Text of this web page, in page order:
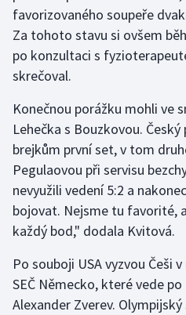
Stolní tenis
Triatlon
Vodní slalom
Volejbal
Ostatní
favorizovaného soupeře
Za tohoto stavu si ovšem
po konzultaci s
skrečoval.
Konečnou porážku mohli ve
Lehečka s Bouzkovou.
brejkům první set, v tom
Pegulaovou při servisu
nevyužili vedení 5:2 a
bojovat. Nejsme tu favorité,
každý bod," dodala Kvitová.
Po souboji USA vyzvou Češi
SEČ Německo, které vede
Alexander Zverev.